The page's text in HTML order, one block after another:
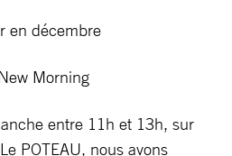
en décembre
Morning
entre 11h et 13h, sur
POTEAU, nous avons